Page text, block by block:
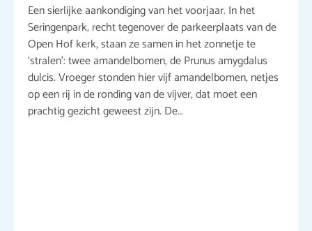
Een sierlijke aankondiging van het voorjaar. In het
Seringenpark, recht tegenover de parkeerplaats van de
Open Hof kerk, staan ze samen in het zonnetje te
‘stralen’: twee amandelbomen, de Prunus amygdalus
dulcis. Vroeger stonden hier vijf amandelbomen, netjes
op een rij in de ronding van de vijver, dat moet een
prachtig gezicht geweest zijn. De…